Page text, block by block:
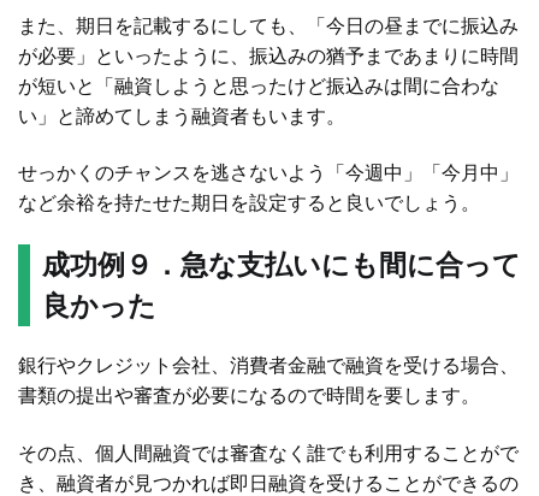
また、期日を記載するにしても、「今日の昼までに振込み
が必要」といったように、振込みの猶予まであまりに時間
が短いと「融資しようと思ったけど振込みは間に合わな
い」と諦めてしまう融資者もいます。
せっかくのチャンスを逃さないよう「今週中」「今月中」
など余裕を持たせた期日を設定すると良いでしょう。
成功例９．急な支払いにも間に合って
良かった
銀行やクレジット会社、消費者金融で融資を受ける場合、
書類の提出や審査が必要になるので時間を要します。
その点、個人間融資では審査なく誰でも利用することがで
き、融資者が見つかれば即日融資を受けることができるの